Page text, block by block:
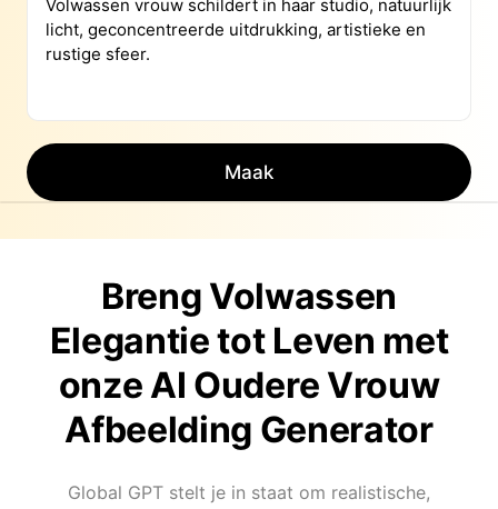
Maak
Breng Volwassen
Elegantie tot Leven met
onze AI Oudere Vrouw
Afbeelding Generator
Global GPT stelt je in staat om realistische,